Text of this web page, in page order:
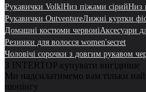
Рукавички VolklНиз піжами сірийНиз
Рукавички OutventureЛижні куртки
Домашні костюми червоніАксесуари
Резинки для волосся women'secret
Чоловічі сорочки з довгим рукавом
З INTERTOP купувати вигідніше
Ми надсилатимемо вам тільки
шопінгу